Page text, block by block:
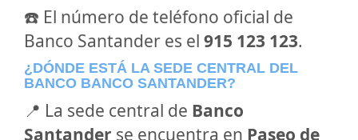
☎️ El número de teléfono oficial de
Banco Santander es el 915 123 123.
¿DÓNDE ESTÁ LA SEDE CENTRAL DEL
BANCO BANCO SANTANDER?
📍 La sede central de Banco
Santander se encuentra en Paseo de